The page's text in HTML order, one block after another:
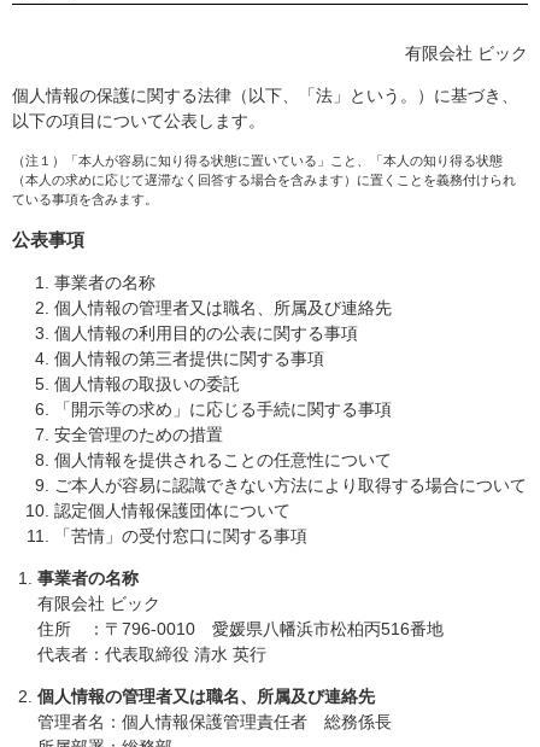
有限会社 ビック
個人情報の保護に関する法律（以下、「法」という。）に基づき、
以下の項目について公表します。
（注１）「本人が容易に知り得る状態に置いている」こと、「本人の知り得る状態
（本人の求めに応じて遅滞なく回答する場合を含みます）に置くことを義務付けられ
ている事項を含みます。
公表事項
事業者の名称
個人情報の管理者又は職名、所属及び連絡先
個人情報の利用目的の公表に関する事項
個人情報の第三者提供に関する事項
個人情報の取扱いの委託
「開示等の求め」に応じる手続に関する事項
安全管理のための措置
個人情報を提供されることの任意性について
ご本人が容易に認識できない方法により取得する場合について
認定個人情報保護団体について
「苦情」の受付窓口に関する事項
事業者の名称
有限会社 ビック
住所 ：〒796-0010 愛媛県八幡浜市松柏丙516番地
代表者：代表取締役 清水 英行
個人情報の管理者又は職名、所属及び連絡先
管理者名：個人情報保護管理責任者 総務係長